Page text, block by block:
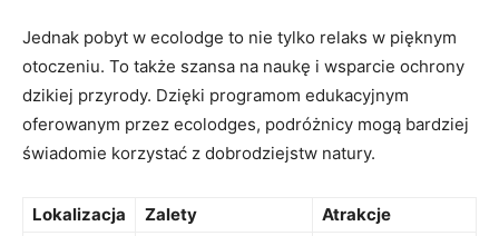
Jednak pobyt w ecolodge to nie tylko ​relaks w pięknym
otoczeniu. To ⁢także szansa‍ na naukę i wsparcie ochrony
dzikiej przyrody. ⁤Dzięki ⁤programom edukacyjnym
oferowanym przez ecolodges, podróżnicy mogą bardziej
świadomie korzystać z dobrodziejstw natury.
Lokalizacja Zalety Atrakcje